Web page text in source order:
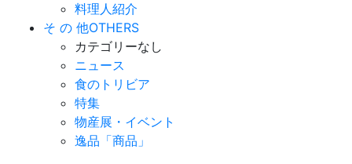
料理人紹介
そ の 他OTHERS
カテゴリーなし
ニュース
食のトリビア
特集
物産展・イベント
逸品「商品」